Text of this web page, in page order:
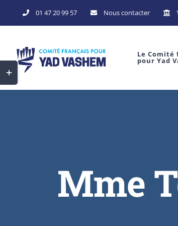
to
01 47 20 99 57 Nous contacter
Le Comité
pour Yad
Mme
Toggle
Sliding